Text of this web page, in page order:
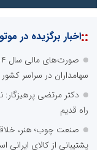
::اخبار برگزیده در
سهامداران در سراسر کشور
دکتر مرتضی
راه قدیم
صنعت چوب؛ هنر،
پشتیبانی از کالای ایرانی